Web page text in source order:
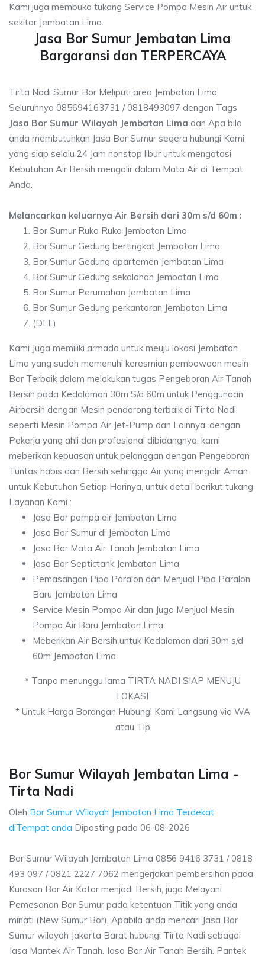
Kami juga membuka tukang Service Pompa Mesin Air untuk
sekitar Jembatan Lima.
Jasa Bor Sumur Jembatan Lima
Bargaransi dan TERPERCAYA
Tirta Nadi Sumur Bor Meliputi area Jembatan Lima
Seluruhnya 085694163731 / 0818493097 dengan Tags
Jasa Bor Sumur Wilayah Jembatan Lima dan Apa bila
anda membutuhkan Jasa Bor Sumur segera hubungi Kami
yang siap selalu 24 Jam nonstop libur untuk mengatasi
Kebutuhan Air Bersih mengalir dalam Mata Air di Tempat
Anda.
Melancarkan keluarnya Air Bersih dari 30m s/d 60m :
Bor Sumur Ruko Ruko Jembatan Lima
Bor Sumur Gedung bertingkat Jembatan Lima
Bor Sumur Gedung apartemen Jembatan Lima
Bor Sumur Gedung sekolahan Jembatan Lima
Bor Sumur Perumahan Jembatan Lima
Bor Sumur Gedung perkantoran Jembatan Lima
(DLL)
Kami Juga memiliki armada untuk meuju lokasi Jembatan
Lima yang sudah memenuhi keresmian pembawaan mesin
Bor Terbaik dalam melakukan tugas Pengeboran Air Tanah
Bersih pada Kedalaman 30m S/d 60m untuk Penggunaan
Airbersih dengan Mesin pendorong terbaik di Tirta Nadi
seperti Mesin Pompa Air Jet-Pump dan Lainnya, dengan
Pekerja yang ahli dan profesional dibidangnya, kami
meberikan kepuasan untuk pelanggan dengan Pengeboran
Tuntas habis dan Bersih sehingga Air yang mengalir Aman
untuk Kebutuhan Setiap Harinya, untuk detail berikut tukang
Layanan Kami :
Jasa Bor pompa air Jembatan Lima
Jasa Bor Sumur di Jembatan Lima
Jasa Bor Mata Air Tanah Jembatan Lima
Jasa Bor Septictank Jembatan Lima
Pemasangan Pipa Paralon dan Menjual Pipa Paralon
Baru Jembatan Lima
Service Mesin Pompa Air dan Juga Menjual Mesin
Pompa Air Baru Jembatan Lima
Meberikan Air Bersih untuk Kedalaman dari 30m s/d
60m Jembatan Lima
*Tanpa menunggu lama TIRTA NADI SIAP MENUJU
LOKASI
*Untuk Harga Borongan Hubungi Kami Langsung via WA
atau Tlp
Bor Sumur Wilayah Jembatan Lima -
Tirta Nadi
Oleh Bor Sumur Wilayah Jembatan Lima Terdekat
diTempat anda Diposting pada 06-08-2026
Bor Sumur Wilayah Jembatan Lima 0856 9416 3731 / 0818
493 097 / 0821 2227 7062 mengerjakan pembersihan pada
Kurasan Bor Air Kotor menjadi Bersih, juga Melayani
Pemesanan Bor Sumur pada ketentuan Titik yang anda
minati (New Sumur Bor), Apabila anda mencari Jasa Bor
Sumur wilayah Jakarta Barat hubungi Tirta Nadi sebagai
Jasa Mantek Air Tanah, Jasa Bor Air Tanah Bersih, Pantek